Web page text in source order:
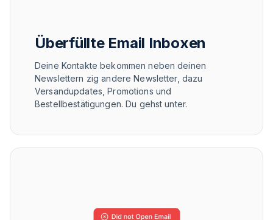
Überfüllte Email Inboxen
Deine Kontakte bekommen neben deinen
Newslettern zig andere Newsletter, dazu
Versandupdates, Promotions und
Bestellbestätigungen. Du gehst unter.